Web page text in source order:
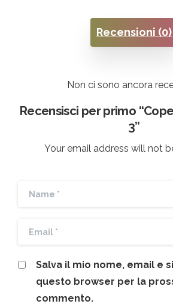
Recensioni (0)
Non ci sono ancora
Recensisci per primo
3”
Your email address will not
Salva il mio nome, email e
questo browser per la
commento.